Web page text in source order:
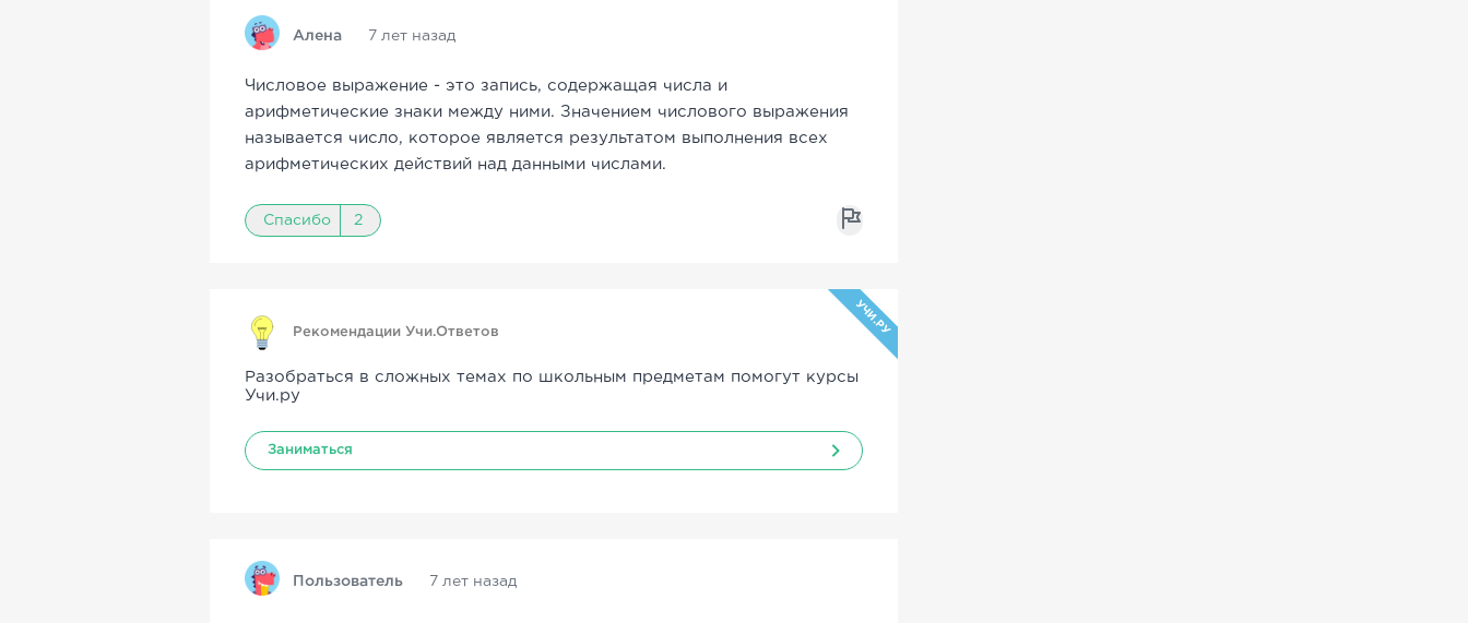
Алена 7 лет назад
Числовое выражение - это запись, содержащая числа и
арифметические знаки между ними. Значением числового выражения
называется число, которое является результатом выполнения всех
арифметических действий над данными числами.
Спасибо 2
Рекомендации Учи.Ответов УЧИ.РУ
Разобраться в сложных темах по школьным предметам помогут курсы
Учи.ру
Заниматься
Пользователь 7 лет назад